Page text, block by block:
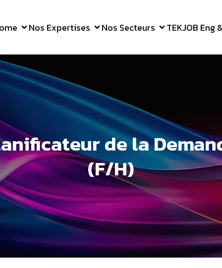
Nos Expertises Nos Secteurs TEKJOB Eng
de la
(F/H)